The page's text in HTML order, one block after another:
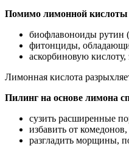
Помимо лимонной кислоты
биофлавоноиды рутин
фитонциды,
аскорбиновую
Лимонная кислота
Пилинг на основе лимона
сузить расширенные
избавить от
разгладить морщины,